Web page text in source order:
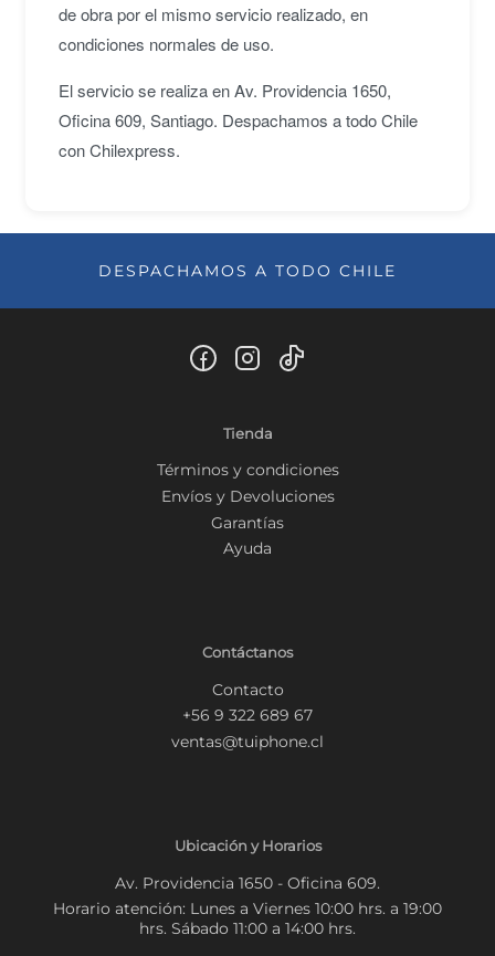
de obra por el mismo servicio realizado, en
condiciones normales de uso.
El servicio se realiza en Av. Providencia 1650,
Oficina 609, Santiago. Despachamos a todo Chile
con Chilexpress.
DESPACHAMOS A TODO CHILE
Tienda
Términos y condiciones
Envíos y Devoluciones
Garantías
Ayuda
Contáctanos
Contacto
+56 9 322 689 67
ventas@tuiphone.cl
Ubicación y Horarios
Av. Providencia 1650 - Oficina 609.
Horario atención: Lunes a Viernes 10:00 hrs. a 19:00
hrs. Sábado 11:00 a 14:00 hrs.